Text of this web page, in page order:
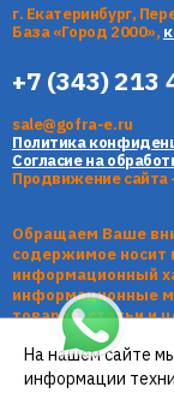
г. Екатеринбург,
База «Город 2000»,
+7 (343) 213
sale@gofra-e.ru
Политика
Согласие на
Продвижение сайта
Обращаем Ваше
содержимое носит
информационный
информационные
товаров, статьи и
публичной
положениями
На нашем сайте
информации